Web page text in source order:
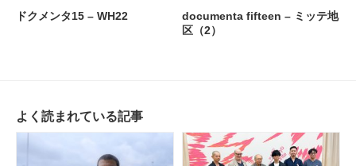
ドクメンタ15 – WH22
documenta fifteen – ミッテ地
区（2）
よく読まれている記事